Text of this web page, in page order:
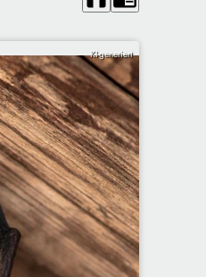
KI-generiert